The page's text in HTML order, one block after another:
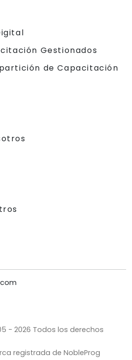
Gestionados
de Capacitación
- 2026 Todos los derechos
registrada de NobleProg